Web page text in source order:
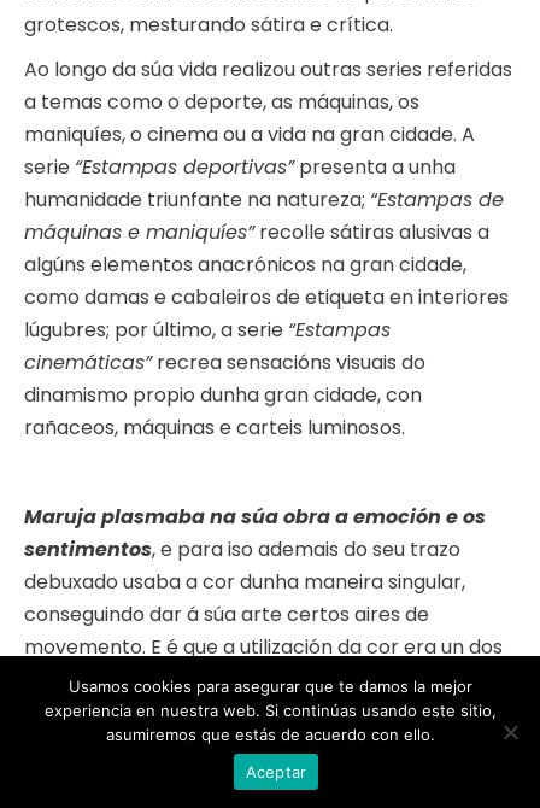
grotescos, mesturando sátira e crítica.
Ao longo da súa vida realizou outras series referidas
a temas como o deporte, as máquinas, os
maniquíes, o cinema ou a vida na gran cidade. A
serie “Estampas deportivas”presenta a unha
humanidade triunfante na natureza; “Estampas de
máquinas e maniquíes”recolle sátiras alusivas a
algúns elementos anacrónicos na gran cidade,
como damas e cabaleiros de etiqueta en interiores
lúgubres; por último, a serie “Estampas
cinemáticas”recrea sensacións visuais do
dinamismo propio dunha gran cidade, con
rañaceos, máquinas e carteis luminosos.
Maruja plasmaba na súa obra a emoción e os
sentimentos, e para iso ademais do seu trazo
debuxado usaba a cor dunha maneira singular,
conseguindo dar á súa arte certos aires de
movemento. E é que a utilización da cor era un dos
aspectos máis distintivos nas obras de Maruja
Mallo. As súas pinturas caracterízanse por cores
intensas e contrastantes que resaltan a atmosfera
misteriosa e enigmática presentes nas súas
Usamos cookies para asegurar que te damos la mejor
experiencia en nuestra web. Si continúas usando este sitio,
asumiremos que estás de acuerdo con ello.
Aceptar